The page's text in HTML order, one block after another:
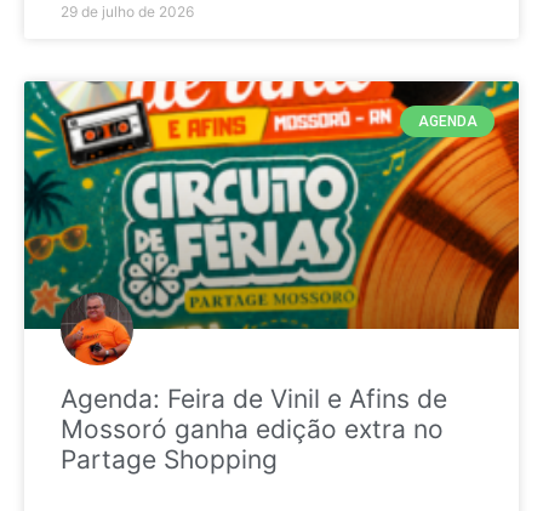
29 de julho de 2026
AGENDA
Agenda: Feira de Vinil e Afins de
Mossoró ganha edição extra no
Partage Shopping